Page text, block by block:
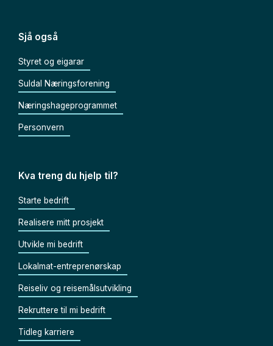
Sjå også
Styret og eigarar
Suldal Næringsforening
Næringshageprogrammet
Personvern
Kva treng du hjelp til?
Starte bedrift
Realisere mitt prosjekt
Utvikle mi bedrift
Lokalmat-entreprenørskap
Reiseliv og reisemålsutvikling
Rekruttere til mi bedrift
Tidleg karriere